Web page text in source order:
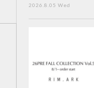
2026.8.05 Wed